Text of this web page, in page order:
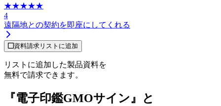
★★★★★
4
遠隔地との契約を即座にしてくれる
資料請求リストに追加
リストに追加した製品資料を
無料で請求できます。
『電子印鑑GMOサイン』と